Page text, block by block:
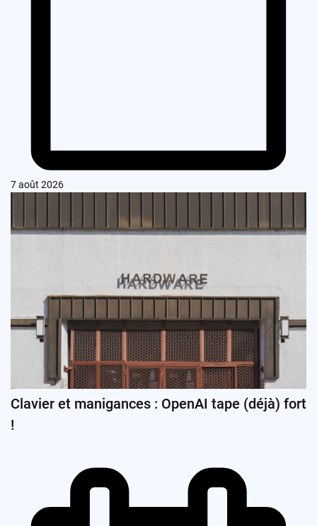
7 août 2026
Clavier et manigances : OpenAI tape (déjà) fort
!